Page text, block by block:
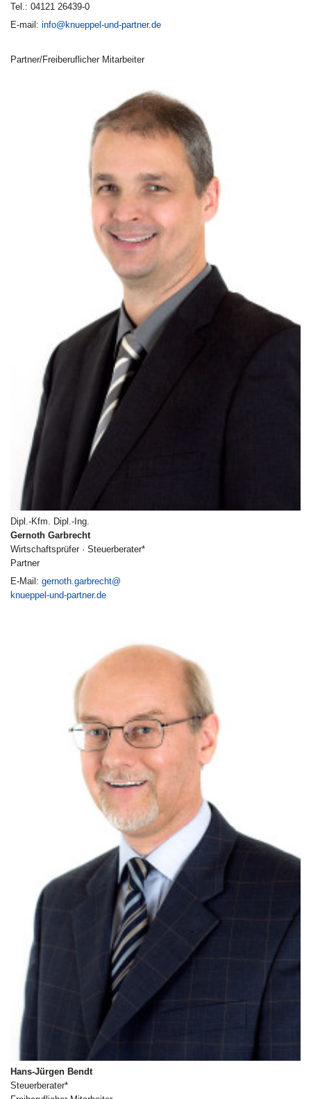
Tel.: 04121 26439-0
E-mail: info@knueppel-und-partner.de
Partner/Freiberuflicher Mitarbeiter
Dipl.-Kfm. Dipl.-Ing.
Gernoth Garbrecht
Wirtschaftsprüfer · Steuerberater*
Partner
E-Mail: gernoth.garbrecht@
knueppel-und-partner.de
Hans-Jürgen Bendt
Steuerberater*